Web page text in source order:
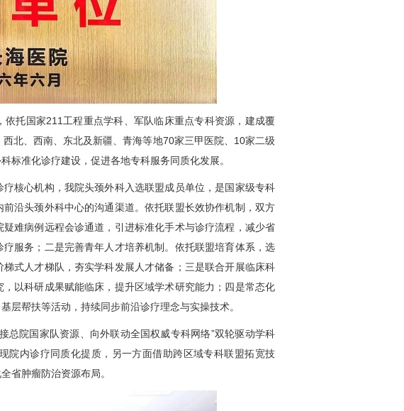
依托国家211工程重点学科、军队临床重点专科资源，建成覆
北、西南、东北及新疆、青海等地70家三甲医院、10家二级
标准化诊疗建设，促进各地专科服务同质化发展。
核心机构，我院头颈外科入选联盟成员单位，是国家级专科
前沿头颈外科中心的沟通渠道。依托联盟长效协作机制，双方
难病例远程会诊通道，引进标准化手术与诊疗流程，减少省
服务；二是完善青年人才培养机制。依托联盟培育体系，选
式人才梯队，夯实学科发展人才储备；三是联合开展临床科
以科研成果赋能临床，提升区域学术研究能力；四是常态化
层帮扶等活动，持续同步前沿诊疗理念与实操技术。
院国家队资源、向外联动全国权威专科网络”双轮驱动学科
院内诊疗同质化提质，另一方面借助跨区域专科联盟拓宽技
省肿瘤防治资源布局。